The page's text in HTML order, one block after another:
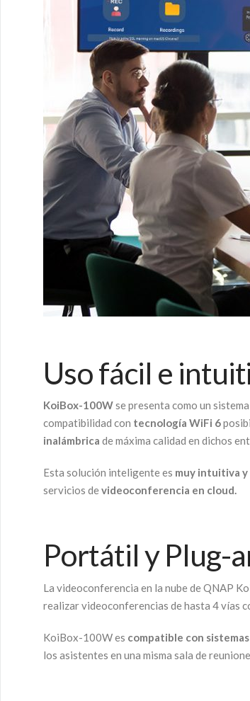
Uso fácil e
KoiBox-100Wse presenta como un
compatibilidad con tecnología WiFi 6
inalámbrica de máxima calidad en dichos
Esta solución inteligente es muy intuitiva
servicios devideoconferencia en cloud.
Portátil y Plug-
La videoconferencia en la nube de QNAP
realizar videoconferencias de hasta 4 vías
KoiBox-100W es compatible con sistemas
los asistentes en una misma sala de